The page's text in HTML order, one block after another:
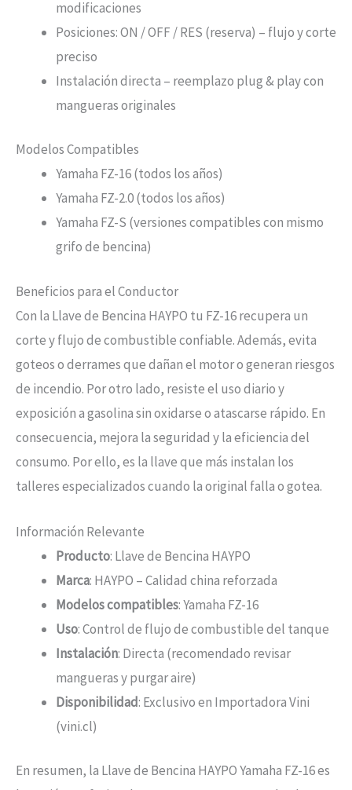
modificaciones
Posiciones: ON / OFF / RES (reserva) – flujo y corte
preciso
Instalación directa – reemplazo plug & play con
mangueras originales
Modelos Compatibles
Yamaha FZ-16 (todos los años)
Yamaha FZ-2.0 (todos los años)
Yamaha FZ-S (versiones compatibles con mismo
grifo de bencina)
Beneficios para el Conductor
Con la Llave de Bencina HAYPO tu FZ-16 recupera un
corte y flujo de combustible confiable. Además, evita
goteos o derrames que dañan el motor o generan riesgos
de incendio. Por otro lado, resiste el uso diario y
exposición a gasolina sin oxidarse o atascarse rápido. En
consecuencia, mejora la seguridad y la eficiencia del
consumo. Por ello, es la llave que más instalan los
talleres especializados cuando la original falla o gotea.
Información Relevante
Producto: Llave de Bencina HAYPO
Marca: HAYPO – Calidad china reforzada
Modelos compatibles: Yamaha FZ-16
Uso: Control de flujo de combustible del tanque
Instalación: Directa (recomendado revisar
mangueras y purgar aire)
Disponibilidad: Exclusivo en Importadora Vini
(vini.cl)
En resumen, la Llave de Bencina HAYPO Yamaha FZ-16 es